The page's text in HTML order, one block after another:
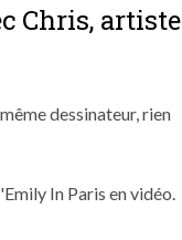
Chris, artiste
dessinateur, rien
In Paris en vidéo.